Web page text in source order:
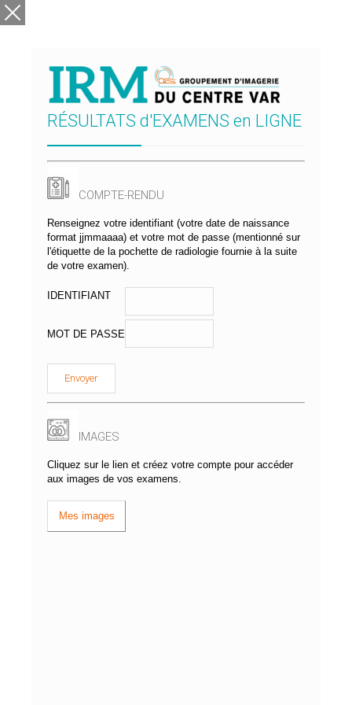
Dr. Basile PUECH
RÉSULTATS d'EXAMENS en LIGNE
COMPTE-RENDU
Renseignez votre identifiant (votre date de naissance
format jjmmaaaa) et votre mot de passe (mentionné sur
l'étiquette de la pochette de radiologie fournie à la suite
de votre examen).
IDENTIFIANT
MOT DE PASSE
IMAGES
Cliquez sur le lien et créez votre compte pour accéder
aux images de vos examens.
Mes images